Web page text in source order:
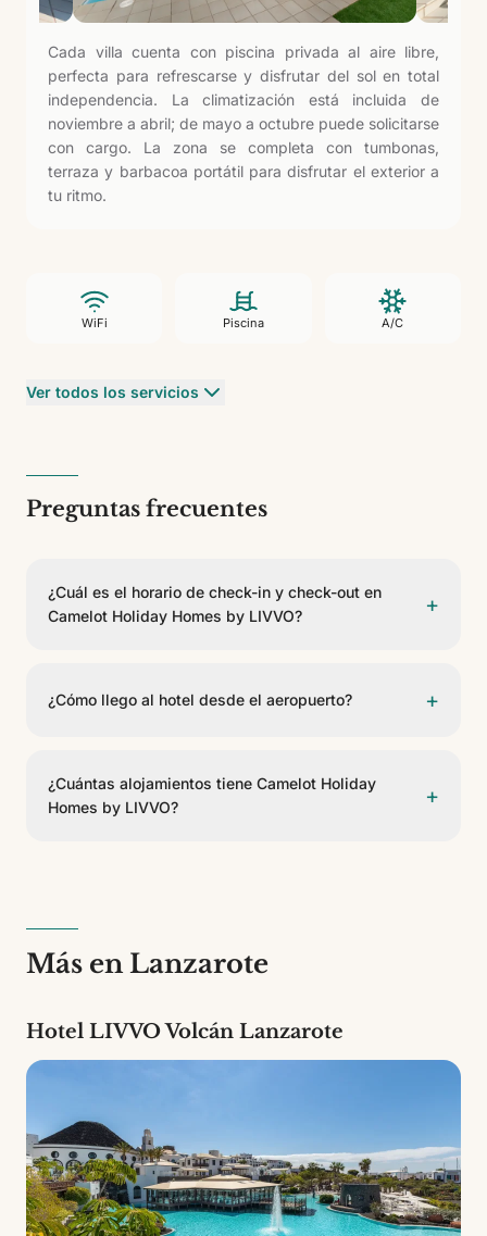
Cada villa cuenta con piscina privada al aire libre,
perfecta para refrescarse y disfrutar del sol en total
independencia. La climatización está incluida de
noviembre a abril; de mayo a octubre puede solicitarse
con cargo. La zona se completa con tumbonas,
terraza y barbacoa portátil para disfrutar el exterior a
tu ritmo.
WiFi Piscina A/C
Ver todos los servicios
Preguntas frecuentes
¿Cuál es el horario de check-in y check-out en
Camelot Holiday Homes by LIVVO?
+
¿Cómo llego al hotel desde el aeropuerto? +
taxi, transfer privado o coche de alquiler.
¿Cuántas alojamientos tiene Camelot Holiday
Homes by LIVVO?
+
Más en Lanzarote
Hotel LIVVO Volcán Lanzarote